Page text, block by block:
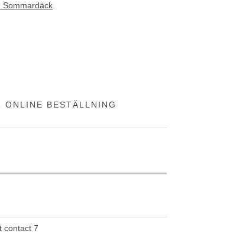
Sommardäck
ONLINE BESTÄLLNING
contact 7